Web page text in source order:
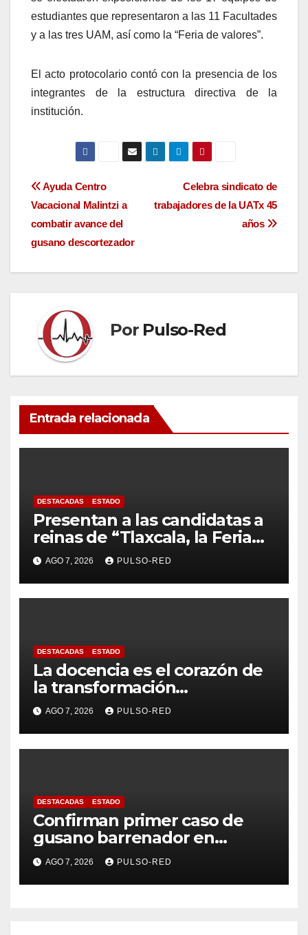
estudiantes que representaron a las 11 Facultades
y a las tres UAM, así como la “Feria de valores”.
El acto protocolario contó con la presencia de los
integrantes de la estructura directiva de la
institución.
Navegación
de
entradas
Celebra sindicato de
trabajadores de la UATx 45
años
Ayuda Centro
Vacacional Malintzi a
combatir avance del
gusano descortezador
Por Pulso-Red
Entrada relacionada
DESTACADAS ESTADO
Presentan a las candidatas a
reinas de “Tlaxcala, la Feria
de Ferias 2026: La Flor
Tlaxcalteca”
AGO 7, 2026 PULSO-RED
DESTACADAS ESTADO
La docencia es el corazón de
la transformación
universitaria: Rector de la
UATx
AGO 7, 2026 PULSO-RED
DESTACADAS ESTADO
Confirman primer caso de
gusano barrenador en
humano en Tlaxcala
AGO 7, 2026 PULSO-RED